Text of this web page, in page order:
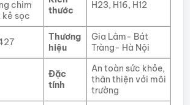
chim
sọc
thước
H23, H16, H12
Thương
hiệu
Gia Lâm- Bát
Tràng- Hà Nội
Đặc
tính
An toàn sức khỏe,
thân thiện với môi
trường